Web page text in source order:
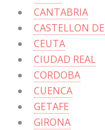
CANTABRIA
CASTELLON
CEUTA
CIUDAD REAL
CORDOBA
CUENCA
GETAFE
GIRONA